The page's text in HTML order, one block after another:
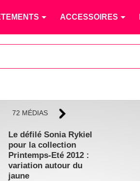
ACCESSOIRES
72 MÉDIAS
Le défilé Sonia Rykiel
pour la collection
Printemps-Eté 2012 :
variation autour du
jaune